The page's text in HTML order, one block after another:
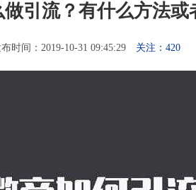
引流？有什么方法或
时间：2019-10-31 09:45:29 关注：420